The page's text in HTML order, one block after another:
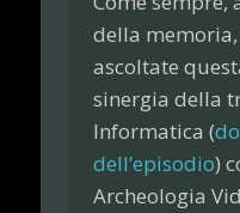
della
ascoltate
sinergia della
Informatica(
dell’episodio)
Archeologia